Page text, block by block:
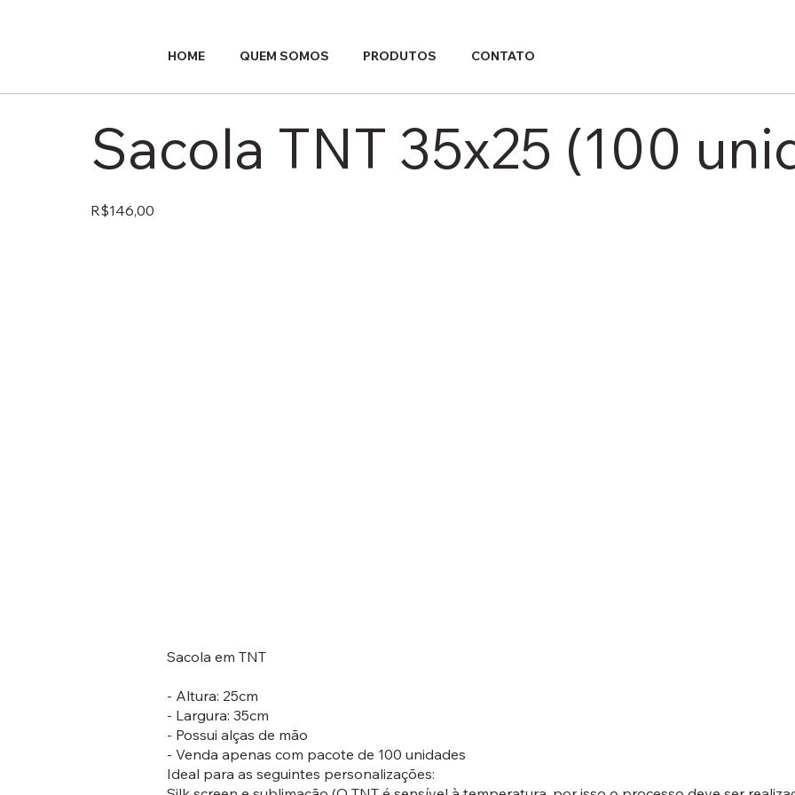
HOME QUEM SOMOS PRODUTOS CONTATO
Sacola TNT 35x25 (100
R$146,00
Sacola em TNT
- Altura: 25cm
- Largura: 35cm
- Possui alças de mão
- Venda apenas com pacote de 100 unidades
Ideal para as seguintes personalizações: